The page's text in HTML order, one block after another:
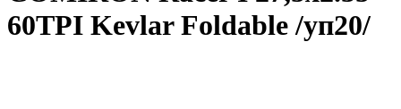
60TPI Kevlar Foldable /уп20/